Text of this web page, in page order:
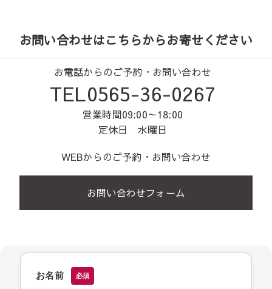
お問い合わせはこちらからお寄せください
お電話からのご予約・お問い合わせ
TEL0565-36-0267
営業時間09:00～18:00
定休日 水曜日
WEBからのご予約・お問い合わせ
お問い合わせフォーム
お名前 必須